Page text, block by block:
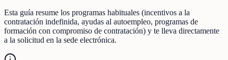
Esta guía resume los programas habituales (incentivos a la
contratación indefinida, ayudas al autoempleo, programas de
formación con compromiso de contratación) y te lleva directamente
a la solicitud en la sede electrónica.